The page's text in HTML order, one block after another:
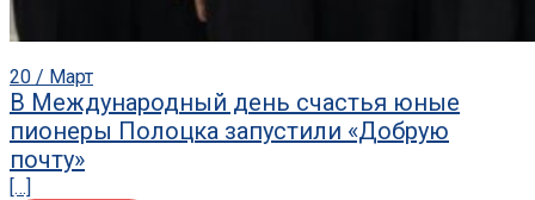
20 / Март
В Международный день счастья юные
пионеры Полоцка запустили «Добрую
почту»
[…]